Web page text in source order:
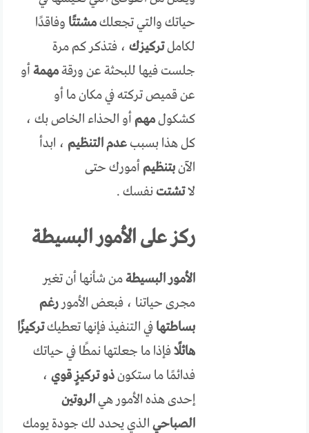
حياتك والتي تجعلكمشتتًا وفاقدًا
لكاملتركيزك، فتذكر كم مرة
جلست فيها للبحثة عن ورقةمهمةأو
عن قميص تركته في مكان ما أو
كشكولمهمأو الحذاء الخاص بك ،
كل هذا بسبب عدم التنظيم، ابدأ
الآنبتنظيمأمورك حتى
لاتشتت نفسك .
ركز على الأمور البسيطة
الأمور البسيطةمن شأنها أن تغير
مجرى حياتنا ، فبعض الأمور رغم
بساطتها في التنفيذ فإنها تعطيكتركيزًا
هائلًافإذا ما جعلتها نمطًا في حياتك
فدائمًا ما ستكونذو تركيزٍ قوي،
إحدى هذه الأمور هيالروتين
الصباحيالذي يحدد لك جودة يومك